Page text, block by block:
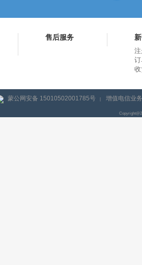
售后服务
蒙公网安备 15010502001785号 | 增值电信业